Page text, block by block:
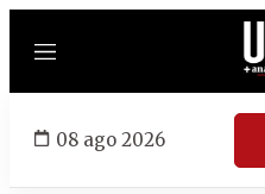
Menú
08 ago 2026